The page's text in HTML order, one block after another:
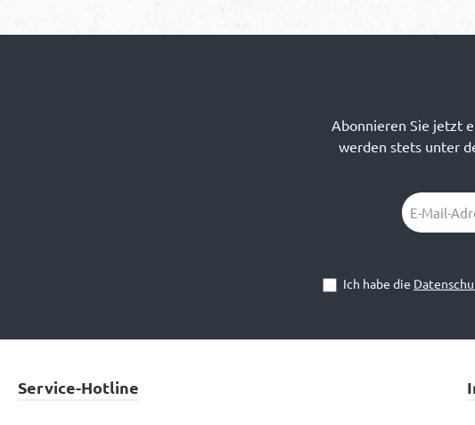
Abonnieren Sie jetzt
werden stets unter
E-
Mail-
Ich habe die
Service-Hotline